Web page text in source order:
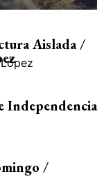
Aislada /
Independencia
/